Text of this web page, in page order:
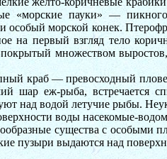
«морские пауки» —
особый морской конек.
на первый взгляд тело
множеством
краб — превосходный
шар еж-рыба, встречается
над водой летучие рыбы.
воды насекомые-
существа с особыми
пузыри выдаются над